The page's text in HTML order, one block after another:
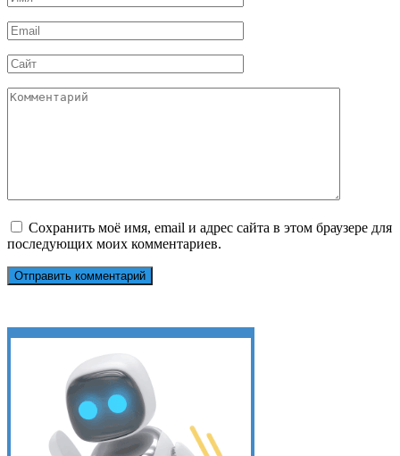
*
Email
*
Сайт
Комментарий
Сохранить моё имя, email и адрес сайта в этом браузере для
последующих моих комментариев.